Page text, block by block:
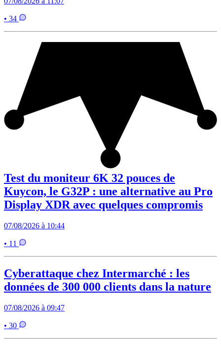
• 34
Test du moniteur 6K 32 pouces de
Kuycon, le G32P : une alternative au Pro
Display XDR avec quelques compromis
07/08/2026 à 10:44
• 11
Cyberattaque chez Intermarché : les
données de 300 000 clients dans la nature
07/08/2026 à 09:47
• 30